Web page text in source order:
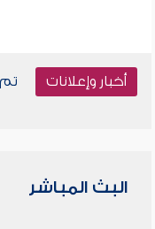
أخبار وإعلانات
البث المباشر